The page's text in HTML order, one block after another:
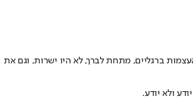
ברגליים, מתחת לברך, לא היו ישרות, וגם את
ולא יודע.